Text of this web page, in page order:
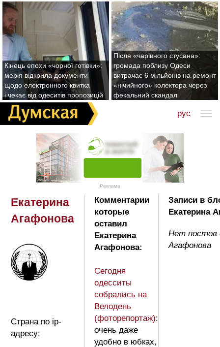
Кінець епохи «чорної готівки»:
мерія відкрила документи
щодо електронного квитка
і чекає від одеситів пропозицій
Після «чарівного стусана»:
громада поблизу Одеси
витрачає 6 мільйонів на ремонт
«нічийного» колектора через
фекальний скандал
рус
Реклама
Екатерина
Агафонова
Страна по ip-
адресу:
Комментарии
которые
оставил
Екатерина
Агафонова:
Сегодня
одесситы
собрались на
Велодень
(фоторепортаж):
очень даже
удобно в юбках,
Записи в
Екатерина
Нет постов
Агафонова